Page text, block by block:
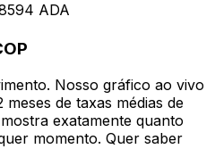
ADA
Nosso gráfico ao vivo
meses de taxas médias de
exatamente quanto
momento. Quer saber